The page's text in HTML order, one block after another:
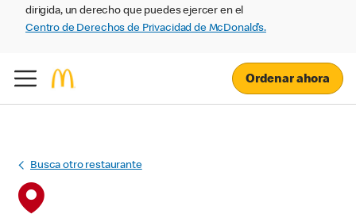
dirigida, un derecho que puedes ejercer en el
Centro de Derechos de Privacidad de McDonald’s.
Ordenar ahora
Busca otro restaurante